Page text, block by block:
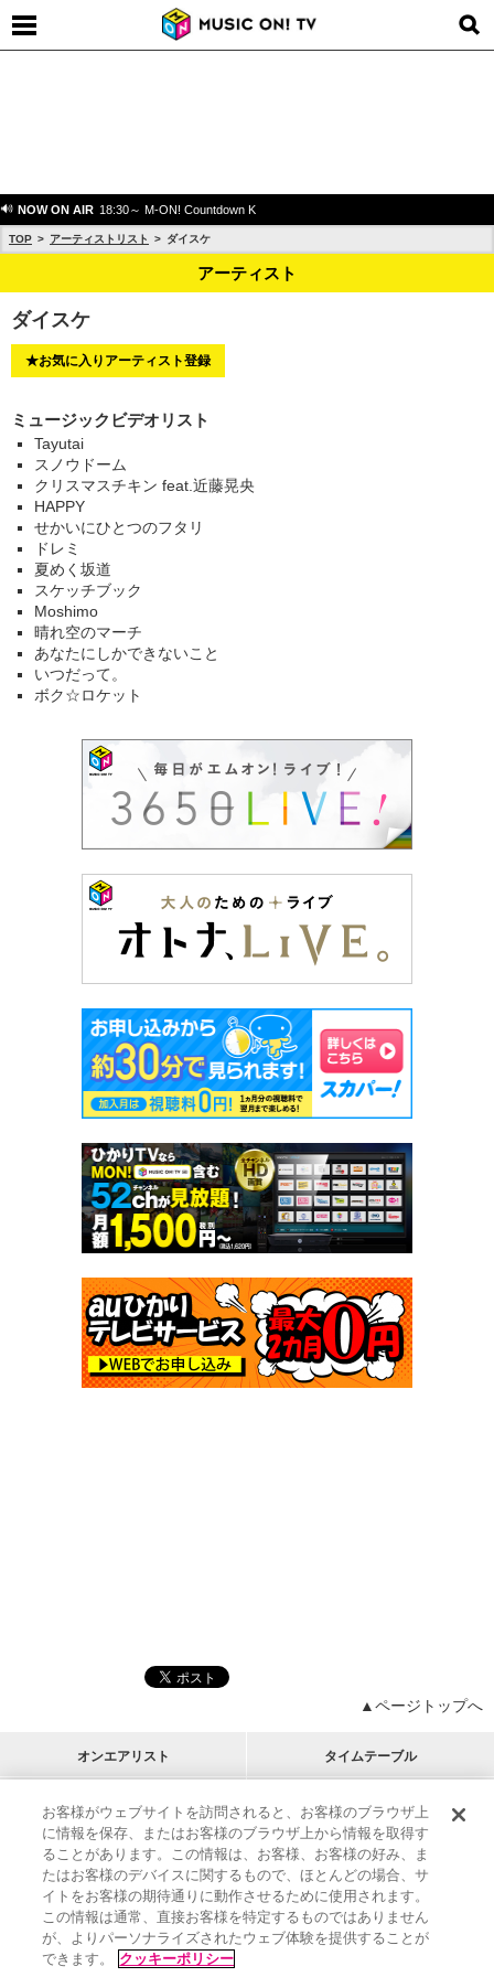
NOW ON AIR 18:30～ M-ON! Countdown K
TOP アーティストリスト ダイスケ
アーティスト
ダイスケ
★お気に入りアーティスト登録
ミュージックビデオリスト
Tayutai
スノウドーム
クリスマスチキン feat.近藤晃央
HAPPY
せかいにひとつのフタリ
ドレミ
夏めく坂道
スケッチブック
Moshimo
晴れ空のマーチ
あなたにしかできないこと
いつだって。
ボク☆ロケット
▲ページトップへ
オンエアリスト タイムテーブル
プログラムリスト チャート
アーティストリスト
M-ON!
RECOMMEND
リクエスト
インフォメーション | プレゼント&ご招待
MUSIC ON! TV（エムオン!）とは？ | サポート
サイト案内
| エムオン!友の会 | クッキーの詳細
お客様がウェブサイトを訪問されると、お客様のブラウザ上
に情報を保存、またはお客様のブラウザ上から情報を取得す
ることがあります。この情報は、お客様、お客様の好み、ま
たはお客様のデバイスに関するもので、ほとんどの場合、サ
イトをお客様の期待通りに動作させるために使用されます。
この情報は通常、直接お客様を特定するものではありません
が、よりパーソナライズされたウェブ体験を提供することが
できます。
クッキーポリシー